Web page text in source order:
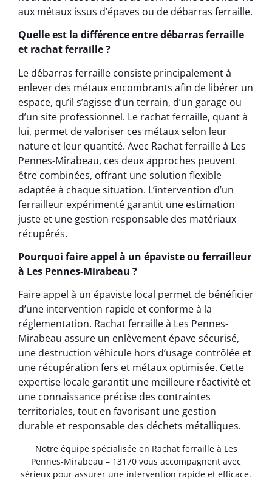
aux métaux issus d’épaves ou de débarras ferraille.
Quelle est la différence entre débarras ferraille
et rachat ferraille ?
Le débarras ferraille consiste principalement à
enlever des métaux encombrants afin de libérer un
espace, qu’il s’agisse d’un terrain, d’un garage ou
d’un site professionnel. Le rachat ferraille, quant à
lui, permet de valoriser ces métaux selon leur
nature et leur quantité. Avec Rachat ferraille à Les
Pennes-Mirabeau, ces deux approches peuvent
être combinées, offrant une solution flexible
adaptée à chaque situation. L’intervention d’un
ferrailleur expérimenté garantit une estimation
juste et une gestion responsable des matériaux
récupérés.
Pourquoi faire appel à un épaviste ou ferrailleur
à Les Pennes-Mirabeau ?
Faire appel à un épaviste local permet de bénéficier
d’une intervention rapide et conforme à la
réglementation. Rachat ferraille à Les Pennes-
Mirabeau assure un enlèvement épave sécurisé,
une destruction véhicule hors d’usage contrôlée et
une récupération fers et métaux optimisée. Cette
expertise locale garantit une meilleure réactivité et
une connaissance précise des contraintes
territoriales, tout en favorisant une gestion
durable et responsable des déchets métalliques.
Notre équipe spécialisée en Rachat ferraille à Les
Pennes-Mirabeau – 13170 vous accompagnent avec
sérieux pour assurer une intervention rapide et efficace.